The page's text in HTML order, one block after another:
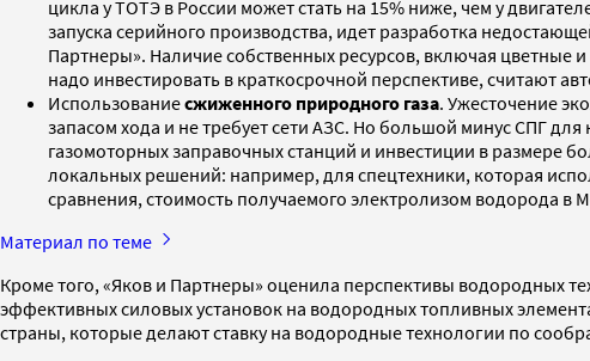
цикла у ТОТЭ в России может стать на 15% ниже, чем у
запуска серийного производства, идет разработка
Партнеры». Наличие собственных ресурсов, включая цветные
надо инвестировать в краткосрочной перспективе, считают
Использованиесжиженного природного газа. Ужесточение
запасом хода и не требует сети АЗС. Но большой минус СПГ для
газомоторных заправочных станций и инвестиции в размере
локальных решений: например, для спецтехники, которая
сравнения, стоимость получаемого электролизом водорода в
Материал по теме
Кроме того, «Яков и Партнеры» оценила перспективы водородных
эффективных силовых установок на водородных топливных
страны, которые делают ставку на водородные технологии по